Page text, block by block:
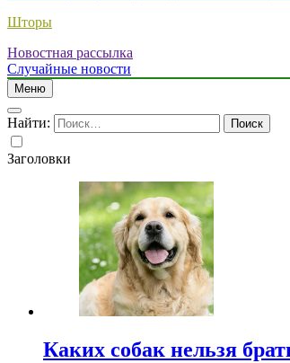
Шторы
Новостная рассылка
Случайные новости
Меню
Найти:
Заголовки
Каких собак нельзя